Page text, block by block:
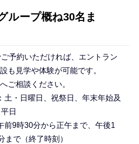
ループ概ね30名ま
予約いただければ、エントラン
も見学や体験が可能です。
ご相談ください。
・日曜日、祝祭日、年末年始及
日
9時30分から正午まで、午後1
まで（終了時刻）